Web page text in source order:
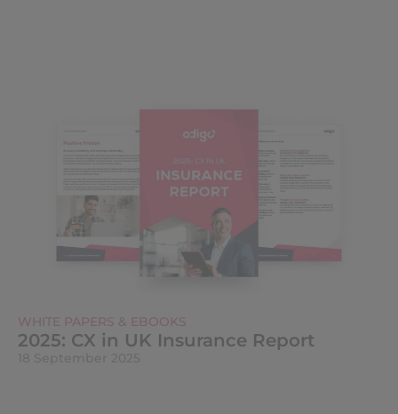
WHITE PAPERS & EBOOKS
2025: CX in UK Insurance Report